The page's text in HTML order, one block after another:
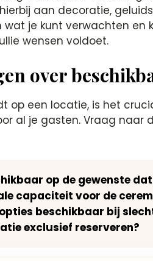
aan decoratie,
je kunt verwachten en
wensen voldoet.​
over
op een locatie, is het
al je gasten.​ Vraag
op de gewenste
capaciteit voor de
beschikbaar bij
exclusief reserveren?